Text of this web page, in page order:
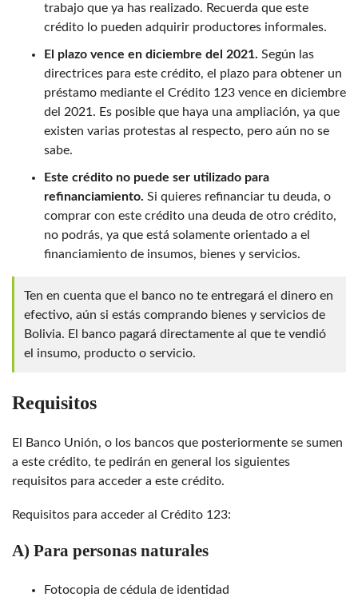
trabajo que ya has realizado. Recuerda que este
crédito lo pueden adquirir productores informales.
El plazo vence en diciembre del 2021. Según las
directrices para este crédito, el plazo para obtener un
préstamo mediante el Crédito 123 vence en diciembre
del 2021. Es posible que haya una ampliación, ya que
existen varias protestas al respecto, pero aún no se
sabe.
Este crédito no puede ser utilizado para
refinanciamiento. Si quieres refinanciar tu deuda, o
comprar con este crédito una deuda de otro crédito,
no podrás, ya que está solamente orientado a el
financiamiento de insumos, bienes y servicios.
Ten en cuenta que el banco no te entregará el dinero en
efectivo, aún si estás comprando bienes y servicios de
Bolivia. El banco pagará directamente al que te vendió
el insumo, producto o servicio.
Requisitos
El Banco Unión, o los bancos que posteriormente se sumen
a este crédito, te pedirán en general los siguientes
requisitos para acceder a este crédito.
Requisitos para acceder al Crédito 123:
A) Para personas naturales
Fotocopia de cédula de identidad